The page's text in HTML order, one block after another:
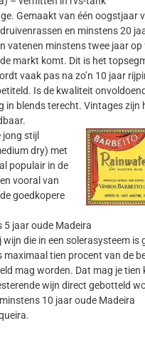
Gemaakt van één oogstjaar
en minstens 20
vatenen minstens twee jaar op
markt komt. Dit is het
vaak pas na zo’n 10 jaar
Is de kwaliteit
in blends terecht. Vintages zijn
stijl
dry) met
populair in de
vooral van
goedkopere
5 jaar oude Madeira
wijn die in een solerasysteem is
maximaal tien procent van de
mag worden. Dat mag je tien
wijn direct gebotteld
10 jaar oude Madeira